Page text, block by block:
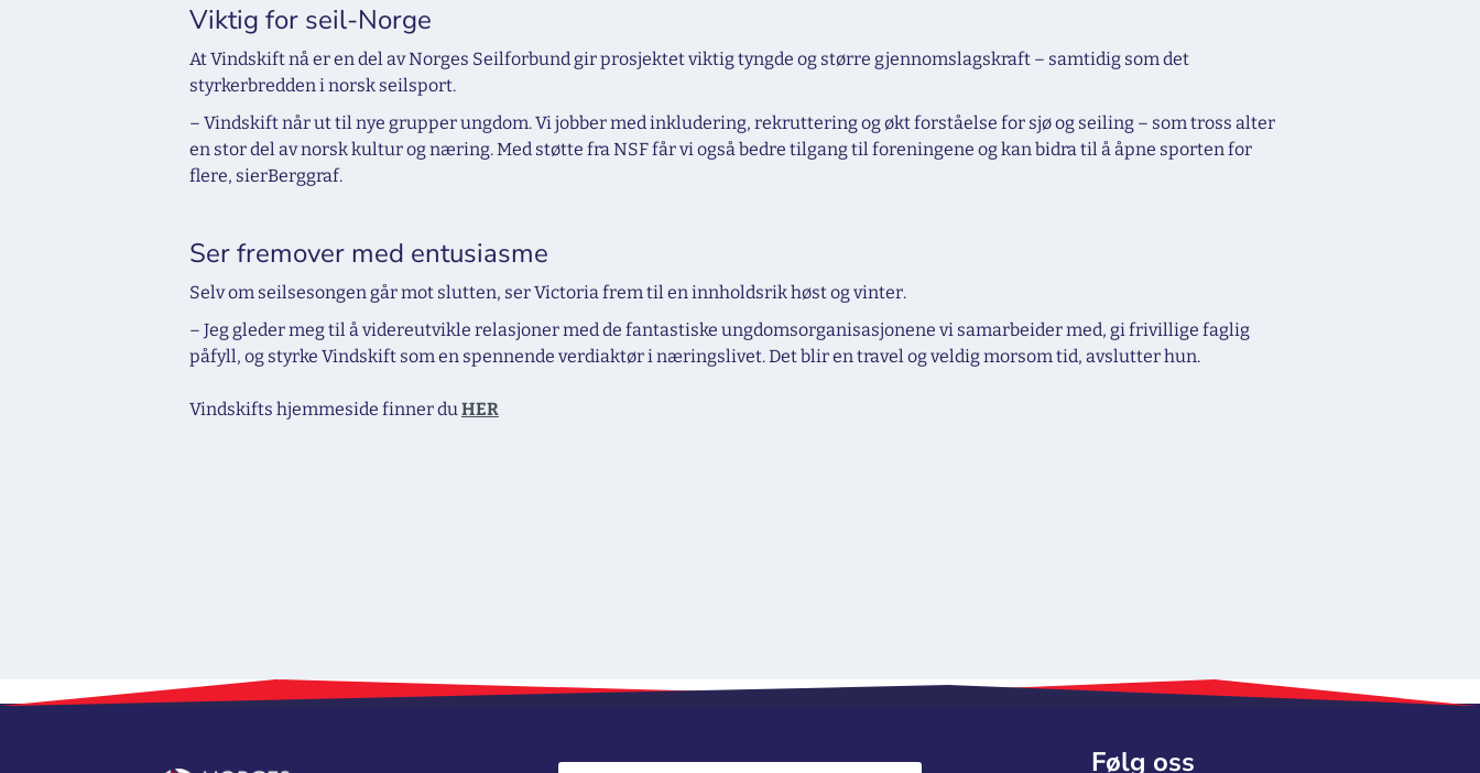
Viktig for seil-Norge
At Vindskift nå er en del av Norges Seilforbund gir prosjektet viktig tyngde og større gjennomslagskraft – samtidig som det
styrkerbredden i norsk seilsport.
– Vindskift når ut til nye grupper ungdom. Vi jobber med inkludering, rekruttering og økt forståelse for sjø og seiling – som tross alter
en stor del av norsk kultur og næring. Med støtte fra NSF får vi også bedre tilgang til foreningene og kan bidra til å åpne sporten for
flere, sierBerggraf.
Ser fremover med entusiasme
Selv om seilsesongen går mot slutten, ser Victoria frem til en innholdsrik høst og vinter.
– Jeg gleder meg til å videreutvikle relasjoner med de fantastiske ungdomsorganisasjonene vi samarbeider med, gi frivillige faglig
påfyll, og styrke Vindskift som en spennende verdiaktør i næringslivet. Det blir en travel og veldig morsom tid, avslutter hun.
Vindskifts hjemmeside finner du HER
Følg oss